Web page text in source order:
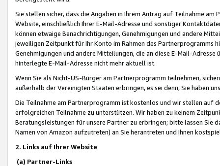
Sie stellen sicher, dass die Angaben in Ihrem Antrag auf Teilnahme
Website, einschließlich Ihrer E-Mail-Adresse und sonstiger
können etwaige Benachrichtigungen, Genehmigungen und andere
jeweiligen Zeitpunkt für Ihr Konto im Rahmen des Partnerprogramms
Genehmigungen und andere Mitteilungen, die an diese E-Mail-
hinterlegte E-Mail-Adresse nicht mehr aktuell ist.
Wenn Sie als Nicht-US-Bürger am Partnerprogramm teilnehmen,
außerhalb der Vereinigten Staaten erbringen, es sei denn, Sie haben
Die Teilnahme am Partnerprogramm ist kostenlos und wir stellen auf
erfolgreichen Teilnahme zu unterstützen. Wir haben zu keinem
Beratungsleistungen für unsere Partner zu erbringen; bitte lassen Sie
Namen von Amazon aufzutreten) an Sie herantreten und Ihnen
2. Links auf Ihrer Website
(a) Partner-Links